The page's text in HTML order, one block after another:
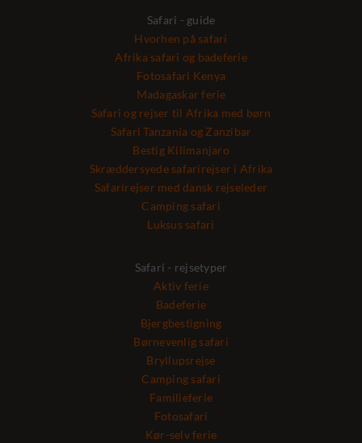
Safari - guide
Hvorhen på safari
Afrika safari og badeferie
Fotosafari Kenya
Madagaskar ferie
Safari og rejser til Afrika med børn
Safari Tanzania og Zanzibar
Bestig Kilimanjaro
Skræddersyede safarirejser i Afrika
Safarirejser med dansk rejseleder
Camping safari
Luksus safari
Safari - rejsetyper
Aktiv ferie
Badeferie
Bjergbestigning
Børnevenlig safari
Bryllupsrejse
Camping safari
Familieferie
Fotosafari
Kør-selv ferie